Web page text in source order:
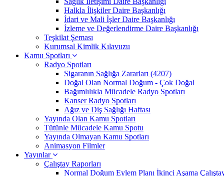
Halkla İlişkiler Daire Başkanlığı
İdari ve Mali İşler Daire Başkanlığı
İzleme ve Değerlendirme Daire Başkanlığı
Teşkilat Şeması
Kurumsal Kimlik Kılavuzu
Kamu Spotları
Radyo Spotları
Sigaranın Sağlığa Zararları (4207)
Doğal Olan Normal Doğum - Çok Doğal
Bağımlılıkla Mücadele Radyo Spotları
Kanser Radyo Spotları
Ağız ve Diş Sağlığı Haftası
Yayında Olan Kamu Spotları
Tütünle Mücadele Kamu Spotu
Yayında Olmayan Kamu Spotları
Animasyon Filmler
Yayınlar
Çalıştay Raporları
Normal Doğum Eylem Planı İkinci Aşama